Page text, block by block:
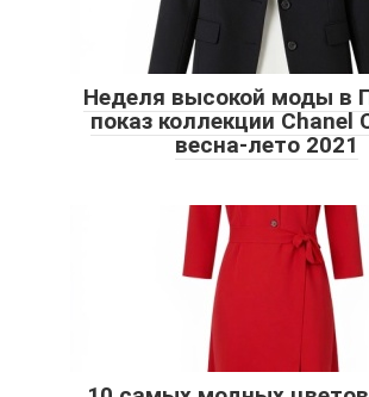
Неделя высокой моды в
показ коллекции Chanel
весна-лето 2021